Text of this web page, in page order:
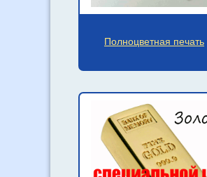
Полноцветная печать